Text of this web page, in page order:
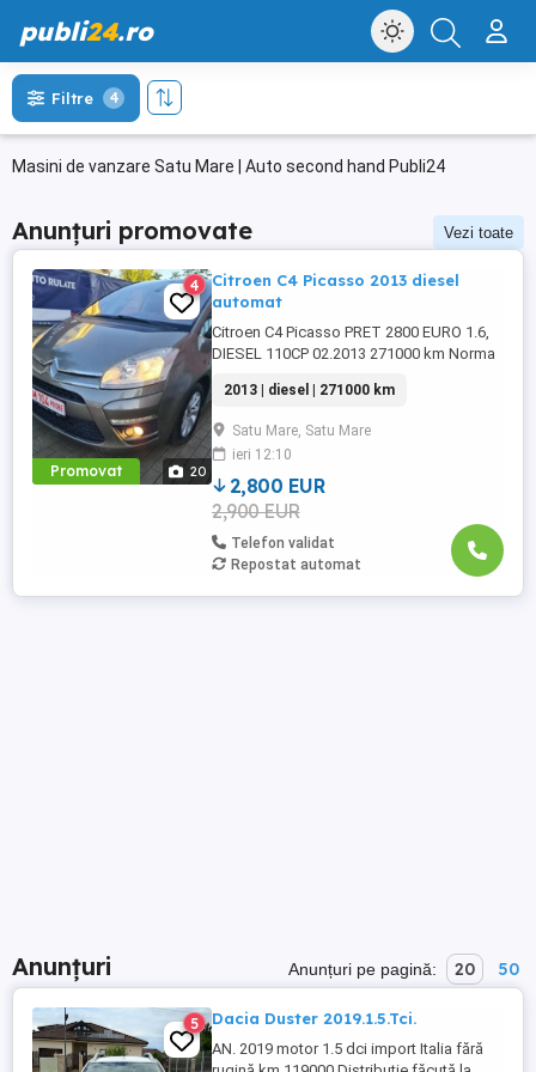
publi24.ro
Masini de vanzare Satu Mare | Auto second hand Publi24
Filtre 4
Anunțuri promovate Vezi toate
Promovat 20
4
Citroen C4 Picasso 2013 diesel
automat
Citroen C4 Picasso PRET 2800 EURO 1.6,
DIESEL 110CP 02.2013 271000 km Norma
6+1 trepte Senzori presiune pneuri
Senzori de lumină Senzori de ploaie
Lumini de zi led ABS Dublu climatronic
Bord computer Proiectoare ...
2013 | diesel | 271000 km
Satu Mare, Satu Mare
ieri 12:10
2,800 EUR
2,900 EUR
Telefon validat
Repostat automat
Anunțuri Anunțuri pe pagină: 20 50
5 Dacia Duster 2019.1.5.Tci.
AN. 2019 motor 1.5 dci import Italia fără